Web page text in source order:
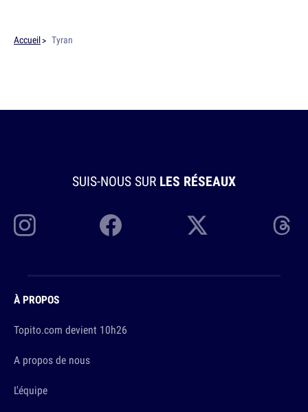
Accueil Tyran
SUIS-NOUS SUR LES RÉSEAUX
À PROPOS
Topito.com devient 10h26
A propos de nous
L'équipe